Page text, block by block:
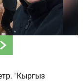
"Кыргыз